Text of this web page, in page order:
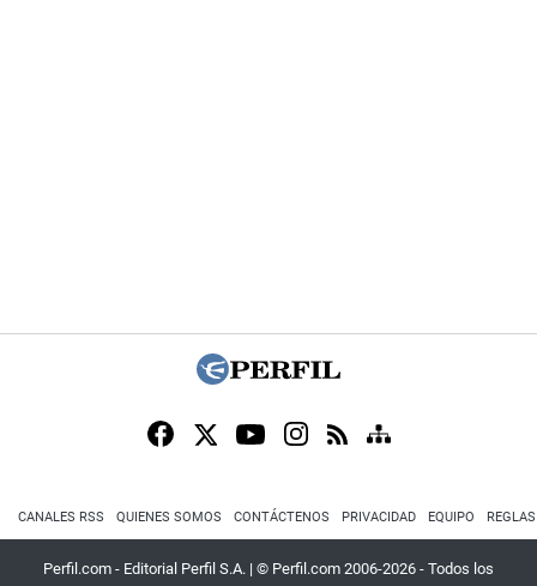
CANALES RSS QUIENES SOMOS CONTÁCTENOS PRIVACIDAD EQUIPO
Perfil.com - Editorial Perfil S.A. | © Perfil.com 2006-2026 - Todos los